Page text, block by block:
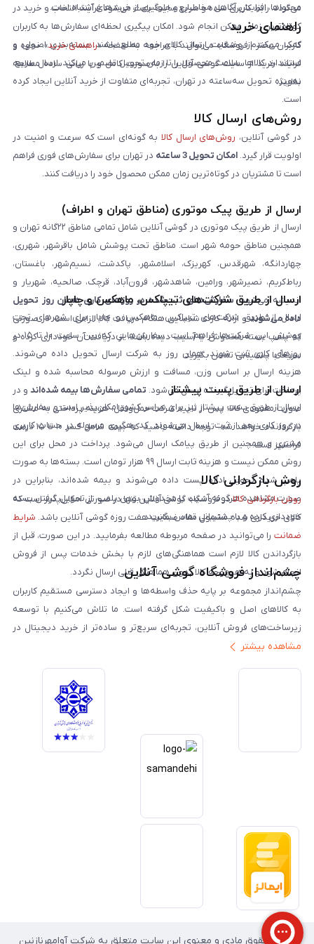
محتواها، افزایش آگاهی مخاطبان و جلوگیری از خریدهای اشتباه است.
می‌گردد. رابط کاربری ساده و سریع سایت باعث می‌شود فرآیند انتخاب و خرید در
کوتاه‌ترین زمان ممکن انجام شود. امکان پیگیری لحظه‌ای سفارش‌ها به کاربران
کمک می‌کند از وضعیت ارسال کالای خود مطلع باشند. بسته‌بندی اصولی و
استاندارد کالاها، سلامت محصول را تا زمان تحویل تضمین می‌کند. ارسال سریع،
به‌ویژه تحویل سه‌ساعته در تهران، تجربه‌ای متفاوت از خرید آنلاین ایجاد کرده
است.
راهنمای خرید
کاربران محترم فروشگاه می‌توانند با مراجعه به صفحه «راهنمای خرید»، نحوه و
فرایند خرید از سایت گوشی آنلاین را به‌صورت کامل و با زبانی ساده مطالعه
نمایند.
روش‌های ارسال کالا
در گوشی آنلاین، روش‌های ارسال کالا به گونه‌ای است که سرعت و امنیت در
اولویت قرار گیرد. امکان تحویل 3 ساعته
در تهران برای سفارش‌های فوری فراهم
است تا مشتریان در کوتاه‌ترین زمان ممکن محصول خود را دریافت کنند.
ارسال از طریق پیک موتوری (مناطق تهران و اطراف)
ارسال از طریق پیک موتوری در گوشی آنلاین شامل تمامی مناطق ۲۲گانه تهران و
همچنین مناطق حومه شهر است. مناطق تحت پوشش شامل باقرشهر، شهرری،
چهاردانگه، شهرقدس، کهریزک، اسلامشهر، پاکدشت، نسیم‌شهر، باغستان،
رباط‌کریم، نصیرشهر، ورامین، شاهدشهر، فرون‌آباد، قرچک، صالحیه، شهریار و
اندیشه می‌شود. سفارش‌های ثبت‌شده در روزهای کاری همان روز تحویل
داده می‌شوندو ارائه کارت شناسایی هنگام دریافت کالا الزامی است. در صورتی
که پلمپ بسته مخدوش یا آسیب دیده باشد، از دریافت آن خودداری کرده و
سریعاً با پشتیبانی تماس بگیرید.
ارسال از طریق شرکت‌های تیپاکس، ماهکس و چاپار
ارسال از طریق شرکت‌های تیپاکس، ماهکس و چاپار برای شهرهای تحت
پوشش این شرکت‌ها فراهم است. سفارش‌هایی که بین ساعت ۱۰ تا ۱۵ در
روزهای کاری ثبت شوند، همان روز به شرکت ارسال تحویل داده می‌شوند.
هزینه ارسال بر اساس وزن، مسافت و ارزش مرسوله محاسبه شده و لینک
پرداخت برای تحویل‌گیرنده ارسال می‌شود. تمامی سفارش‌ها بیمه شده‌اند و در
صورت مفقودی کالا، پس از تایید شرکت حمل‌ونقل، هزینه پرداختی به مشتری
بازگردانده خواهد شد. توجه داشته باشید که بیمه شامل کسر ۱۰ تا ۱۵ درصد
فرانشیز است.
ارسال از طریق پست پیشتاز
ارسال از طریق پست پیشتاز نیز برای سراسر کشور امکان‌پذیر است و سفارش‌ها
در روز کاری بعد از ثبت، ارسال می‌شوند. کد رهگیری مرسوله در حساب کاربری
مشتری و همچنین از طریق پیامک ارسال می‌شود. پرداخت در محل برای این
روش ممکن نیست و هزینه ثابت ارسال ۹۹ هزار تومان است. بسته‌ها به صورت
پلمپ شده تحویل اداره پست داده می‌شوند و بیمه شده‌اند، بنابراین در
صورت مشاهده هرگونه آسیب یا مخدوش بودن پلمپ، از تحویل گرفتن بسته
خودداری کرده و با پشتیبانی تماس بگیرید.
روش بازگردانی کالا
روش بازگردانی کالادر فروشگاه گوشی آنلاین تنها در صورتی امکان‌پذیر است که
کالای خریداری شده مشمول مفاد ضمانت هفت روزه گوشی آنلاین باشد. شرایط
ضمانت را می‌توانید در صفحه مربوطه مطالعه بفرمایید. در این صورت، قبل از
بازگرداندن کالا لازم است هماهنگی‌های لازم با بخش خدمات پس از فروش
انجام شود و به هیچ‌وجه کالا بدون هماهنگی قبلی ارسال نگردد.
چشم‌انداز فروشگاه گوشی آنلاین
چشم‌انداز مجموعه بر پایه حذف واسطه‌ها و ایجاد دسترسی مستقیم کاربران
به کالاهای اصل و باکیفیت شکل گرفته است. ما تلاش می‌کنیم با توسعه
زیرساخت‌های فروش آنلاین، تجربه‌ای سریع‌تر و ساده‌تر از خرید دیجیتال در
ایران ارائه دهیم. تبدیل‌شدن به مرجعی قابل اعتماد برای خرید کالای دیجیتال،
خدمات و به‌روزرسانی مداوم محصولات، مسیر ما را روشن‌تر می‌کند. ما باور
داریم آینده بازار دیجیتال متعلق به کسب‌وکارهایی است که صداقت و شفافیت
را در اولویت قرار می‌دهند. گوشی آنلاین با تکیه بر تجربه و تخصص، با قدرت به
سمت تحقق این چشم‌انداز حرکت می‌کند.
مشاهده بیشتر
تمامی حقوق مادی و معنوی این سایت متعلق به شرکت آوامهرنازنین